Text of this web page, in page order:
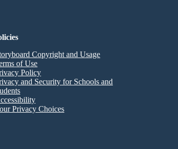
Copyright and Usage
of Use
Policy
and Security for Schools and
Privacy Choices